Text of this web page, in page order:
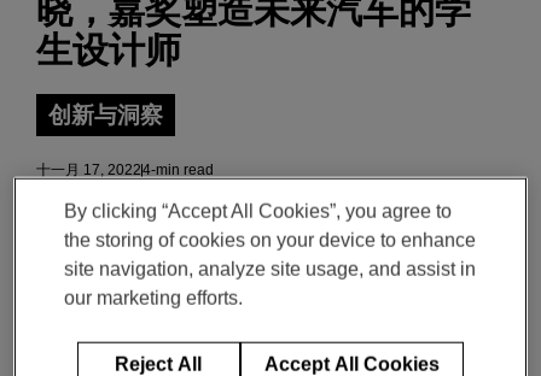
晓，嘉奖塑造未来汽车的学
生设计师
创新与洞察
十一月 17, 20224-min read
Download the PDF of the release
参赛学生大胆秀出其对 2035 年汽车外观和功能的看
By clicking “Accept All Cookies”, you agree to
the storing of cookies on your device to enhance
site navigation, analyze site usage, and assist in
our marketing efforts.
Reject All Accept All Cookies